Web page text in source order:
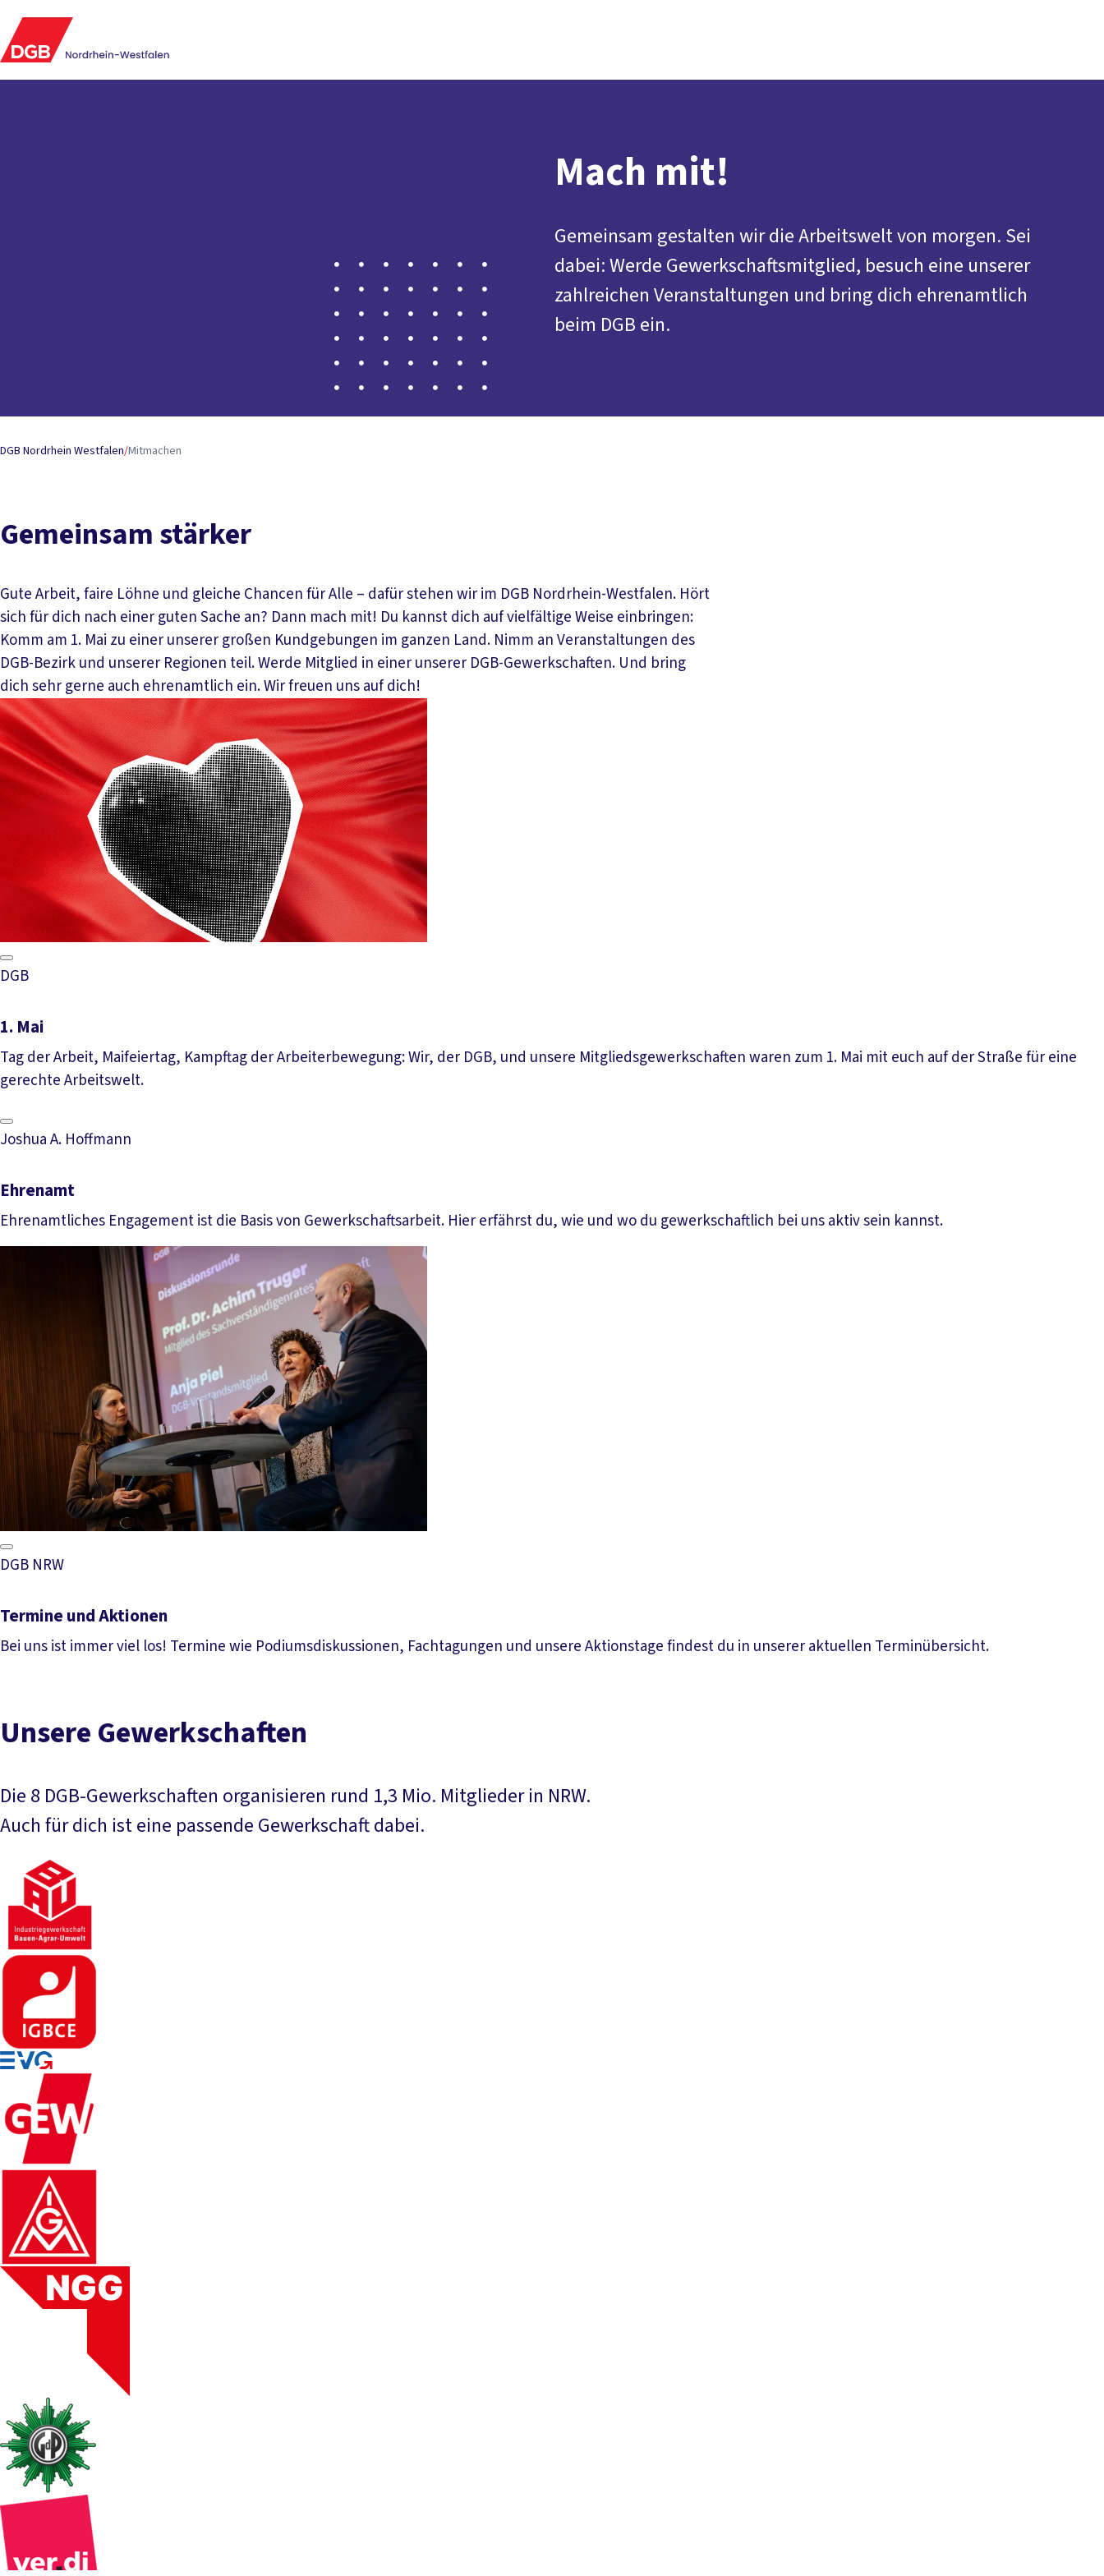
Mach mit!
Gemeinsam gestalten wir die Arbeitswelt von morgen. Sei
dabei: Werde Gewerkschaftsmitglied, besuch eine unserer
zahlreichen Veranstaltungen und bring dich ehrenamtlich
beim DGB ein.
DGB Nordrhein Westfalen/Mitmachen
Gemeinsam stärker
Gute Arbeit, faire Löhne und gleiche Chancen für Alle – dafür stehen wir im DGB Nordrhein-Westfalen. Hört
sich für dich nach einer guten Sache an? Dann mach mit! Du kannst dich auf vielfältige Weise einbringen:
Komm am 1. Mai zu einer unserer großen Kundgebungen im ganzen Land. Nimm an Veranstaltungen des
DGB-Bezirk und unserer Regionen teil. Werde Mitglied in einer unserer DGB-Gewerkschaften. Und bring
dich sehr gerne auch ehrenamtlich ein. Wir freuen uns auf dich!
DGB
1. Mai
Tag der Arbeit, Maifeiertag, Kampftag der Arbeiterbewegung: Wir, der DGB, und unsere Mitgliedsgewerkschaften waren zum 1. Mai mit euch auf der Straße für eine
gerechte Arbeitswelt.
Mehr lesen
Joshua A. Hoffmann
Ehrenamt
Ehrenamtliches Engagement ist die Basis von Gewerkschaftsarbeit. Hier erfährst du, wie und wo du gewerkschaftlich bei uns aktiv sein kannst.
DGB NRW
Termine und Aktionen
Bei uns ist immer viel los! Termine wie Podiumsdiskussionen, Fachtagungen und unsere Aktionstage findest du in unserer aktuellen Terminübersicht.
Unsere Gewerkschaften
Die 8 DGB-Gewerkschaften organisieren rund 1,3 Mio. Mitglieder in NRW.
Auch für dich ist eine passende Gewerkschaft dabei.